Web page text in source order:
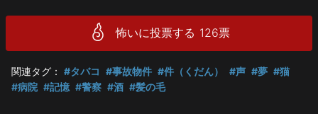
怖いに投票する 126票
関連タグ： #タバコ #事故物件 #件（くだん） #声 #夢 #猫
#病院 #記憶 #警察 #酒 #髪の毛